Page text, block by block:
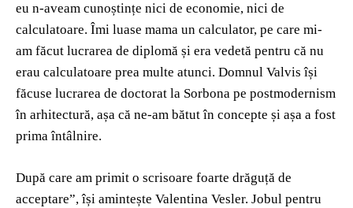
eu n-aveam cunoștințe nici de economie, nici de
calculatoare. Îmi luase mama un calculator, pe care mi-
am făcut lucrarea de diplomă și era vedetă pentru că nu
erau calculatoare prea multe atunci. Domnul Valvis își
făcuse lucrarea de doctorat la Sorbona pe postmodernism
în arhitectură, așa că ne-am bătut în concepte și așa a fost
prima întâlnire.
După care am primit o scrisoare foarte drăguță de
acceptare”, își amintește Valentina Vesler. Jobul pentru